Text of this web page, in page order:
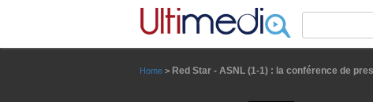
Home > Red Star - ASNL (1-1) : la conférence de